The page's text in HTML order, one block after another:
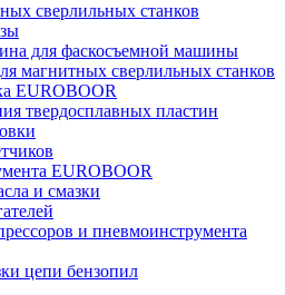
сверлильных станков
для фаскосъемной машины
магнитных сверлильных станков
EUROBOOR
твердосплавных пластин
EUROBOOR
и смазки
и пневмоинструмента
цепи бензопил